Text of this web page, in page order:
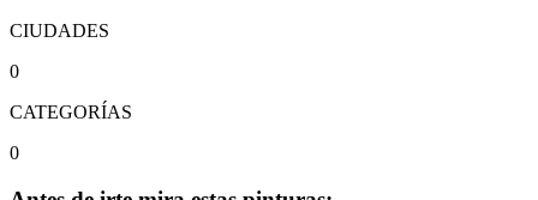
CIUDADES
0
CATEGORÍAS
0